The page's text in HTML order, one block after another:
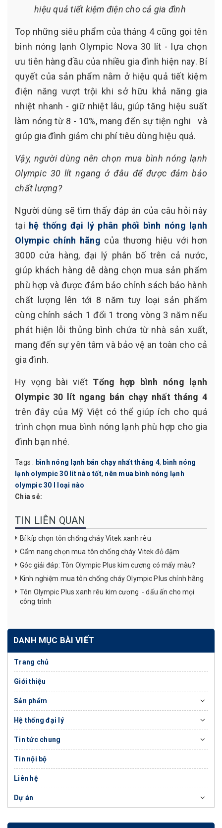
hiệu quả tiết kiệm điện cho cả gia đình
Top những siêu phẩm của tháng 4 cũng gọi tên
bình nóng lạnh Olympic Nova 30 lít - lựa chọn
ưu tiên hàng đầu của nhiều gia đình hiện nay. Bí
quyết của sản phẩm nằm ở hiệu quả tiết kiệm
điện năng vượt trội khi sở hữu khả năng gia
nhiệt nhanh - giữ nhiệt lâu, giúp tăng hiệu suất
làm nóng từ 8 - 10%, mang đến sự tiện nghi và
giúp gia đình giảm chi phí tiêu dùng hiệu quả.
Vậy, người dùng nên chọn mua bình nóng lạnh
Olympic 30 lít ngang ở đâu để được đảm bảo
chất lượng?
Người dùng sẽ tìm thấy đáp án của câu hỏi này
tại hệ thống đại lý phân phối bình nóng lạnh
Olympic chính hãng của thương hiệu với hơn
3000 cửa hàng, đại lý phân bố trên cả nước,
giúp khách hàng dễ dàng chọn mua sản phẩm
phù hợp và được đảm bảo chính sách bảo hành
chất lượng lên tới 8 năm tuy loại sản phẩm
cùng chính sách 1 đổi 1 trong vòng 3 năm nếu
phát hiện lỗi thủng bình chứa từ nhà sản xuất,
mang đến sự yên tâm và bảo vệ an toàn cho cả
gia đình.
Hy vọng bài viết Tổng hợp bình nóng lạnh
Olympic 30 lít ngang bán chạy nhất tháng 4
trên đây của Mỹ Việt có thể giúp ích cho quá
trình chọn mua bình nóng lạnh phù hợp cho gia
đình bạn nhé.
Tags : bình nóng lạnh bán chạy nhất tháng 4, bình nóng
lạnh olympic 30 lít nào tốt, nên mua bình nóng lạnh
olympic 30 l loại nào
Chia sẻ:
TIN LIÊN QUAN
Bí kíp chọn tôn chống cháy Vitek xanh rêu
Cẩm nang chọn mua tôn chống cháy Vitek đỏ đậm
Góc giải đáp: Tôn Olympic Plus kim cương có mấy màu?
Kinh nghiệm mua tôn chống cháy Olympic Plus chính hãng
Tôn Olympic Plus xanh rêu kim cương - dấu ấn cho mọi
công trình
DANH MỤC BÀI VIẾT
Trang chủ
Giới thiệu
Sản phẩm
Hệ thống đại lý
Tin tức chung
Tin nội bộ
Liên hệ
Dự án